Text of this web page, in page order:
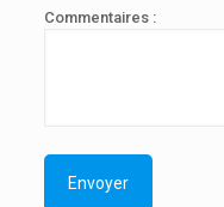
Commentaires :